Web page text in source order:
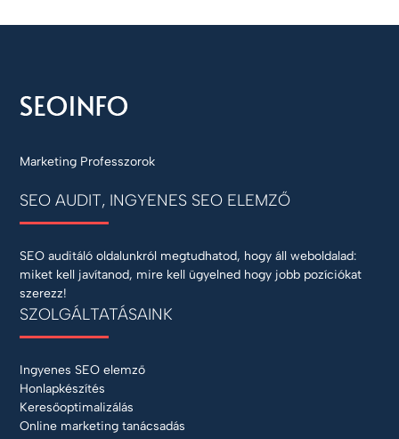
Marketing Professzorok
SEO AUDIT, INGYENES SEO ELEMZŐ
SEO auditáló oldalunkról megtudhatod, hogy áll weboldalad:
miket kell javítanod, mire kell ügyelned hogy jobb pozíciókat
szerezz!
SZOLGÁLTATÁSAINK
Ingyenes SEO elemző
Honlapkészítés
Keresőoptimalizálás
Online marketing tanácsadás